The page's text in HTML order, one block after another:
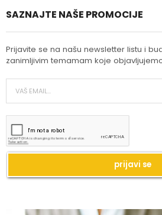
SAZNAJTE NAŠE PROMOCIJE
Prijavite se na našu newsletter listu i
zanimljivim temamam koje